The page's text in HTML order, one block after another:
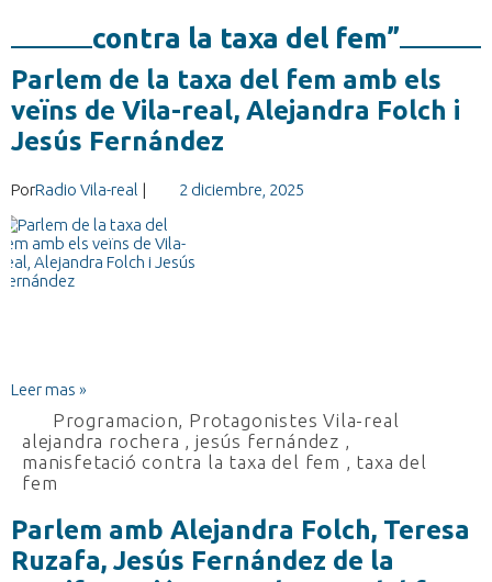
contra la taxa del fem”
Parlem de la taxa del fem amb els
veïns de Vila-real, Alejandra Folch i
Jesús Fernández
PorRadio Vila-real | 2 diciembre, 2025
Leer mas »
Programacion, Protagonistes Vila-real
alejandra rochera ,jesús fernández ,
manisfetació contra la taxa del fem , taxa del
fem
Parlem amb Alejandra Folch, Teresa
Ruzafa, Jesús Fernández de la